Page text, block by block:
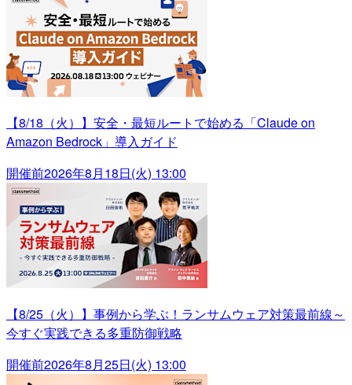
【8/18（火）】安全・最短ルートで始める「Claude on
Amazon Bedrock」導入ガイド
開催前2026年8月18日(火) 13:00
【8/25（火）】事例から学ぶ！ランサムウェア対策最前線～
今すぐ実践できる多重防御戦略
開催前2026年8月25日(火) 13:00